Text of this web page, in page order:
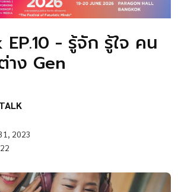
EP.10 - รู้จัก รู้ใจ คน
ง Gen
2023